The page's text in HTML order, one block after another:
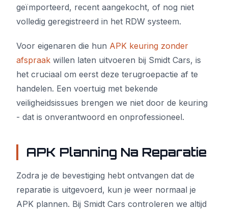
geïmporteerd, recent aangekocht, of nog niet
volledig geregistreerd in het RDW systeem.
Voor eigenaren die hun APK keuring zonder
afspraak willen laten uitvoeren bij Smidt Cars, is
het cruciaal om eerst deze terugroepactie af te
handelen. Een voertuig met bekende
veiligheidsissues brengen we niet door de keuring
- dat is onverantwoord en onprofessioneel.
APK Planning Na Reparatie
Zodra je de bevestiging hebt ontvangen dat de
reparatie is uitgevoerd, kun je weer normaal je
APK plannen. Bij Smidt Cars controleren we altijd